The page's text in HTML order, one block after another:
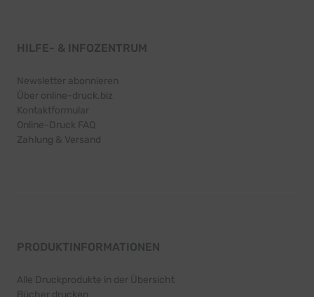
HILFE- & INFOZENTRUM
Newsletter abonnieren
Über online-druck.biz
Kontaktformular
Online-Druck FAQ
Zahlung & Versand
PRODUKTINFORMATIONEN
Alle Druckprodukte in der Übersicht